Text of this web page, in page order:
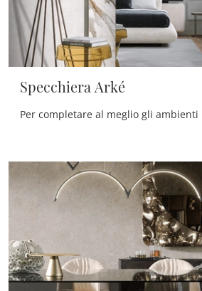
Specchiera Arké